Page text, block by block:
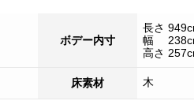
ボデー内寸
長さ
幅
高さ
床素材 木